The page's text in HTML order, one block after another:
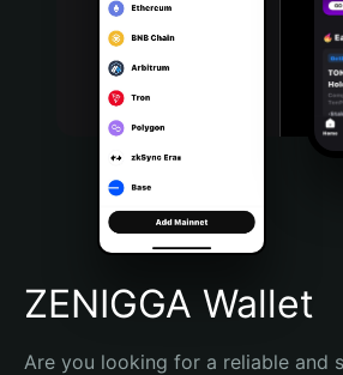
Português (Portugal)
Bahasa Indonesia
Português (Brasil)
Español (Argentina)
ZENIGGA Wallet
Are you looking for a reliable and